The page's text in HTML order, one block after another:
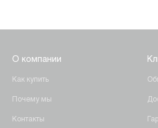
О компании
Как купить
Почему мы
Контакты